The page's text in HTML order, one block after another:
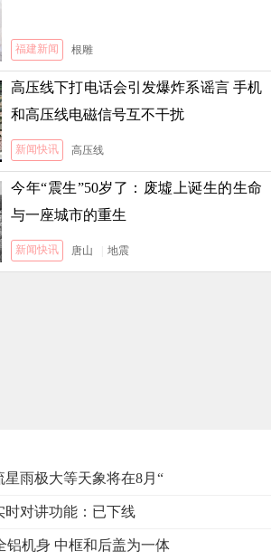
福建新闻 根雕
高压线下打电话会引发爆炸系谣言 手机
和高压线电磁信号互不干扰
新闻快讯 高压线
今年“震生”50岁了：废墟上诞生的生命
与一座城市的重生
新闻快讯 唐山 地震
雨极大等天象将在8月“
时对讲功能：已下线
铝机身 中框和后盖为一体